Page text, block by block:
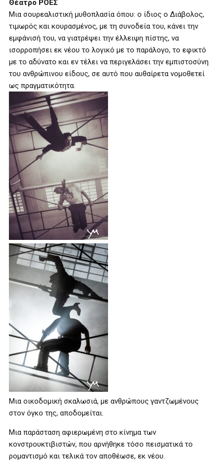
Θέατρο ΡΟΕΣ
Μια σουρεαλιστική μυθοπλασία όπου: ο ίδιος ο Διάβολος,
τιμωρός και κουρασμένος, με τη συνοδεία του, κάνει την
εμφάνισή του, να γιατρέψει την έλλειψη πίστης, να
ισορροπήσει εκ νέου το λογικό με το παράλογο, το εφικτό
με το αδύνατο και εν τέλει να περιγελάσει την εμπιστοσύνη
του ανθρώπινου είδους, σε αυτό που αυθαίρετα νομοθετεί
ως πραγματικότητα.
Μια οικοδομική σκαλωσιά, με ανθρώπους γαντζωμένους
στον όγκο της, αποδομείται.
Μια παράσταση αφιερωμένη στο κίνημα των
κονστρουκτιβιστών, που αρνήθηκε τόσο πεισματικά το
ρομαντισμό και τελικά τον αποθέωσε, εκ νέου.